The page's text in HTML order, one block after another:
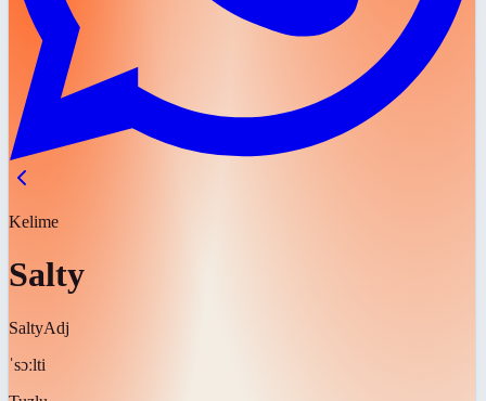
Kelime
Salty
SaltyAdj
ˈsɔːlti